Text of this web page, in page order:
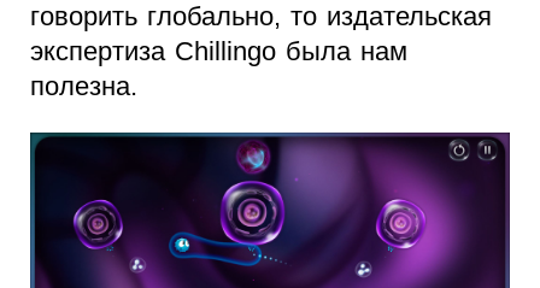
говорить глобально, то издательская
экспертиза Chillingo была нам
полезна.